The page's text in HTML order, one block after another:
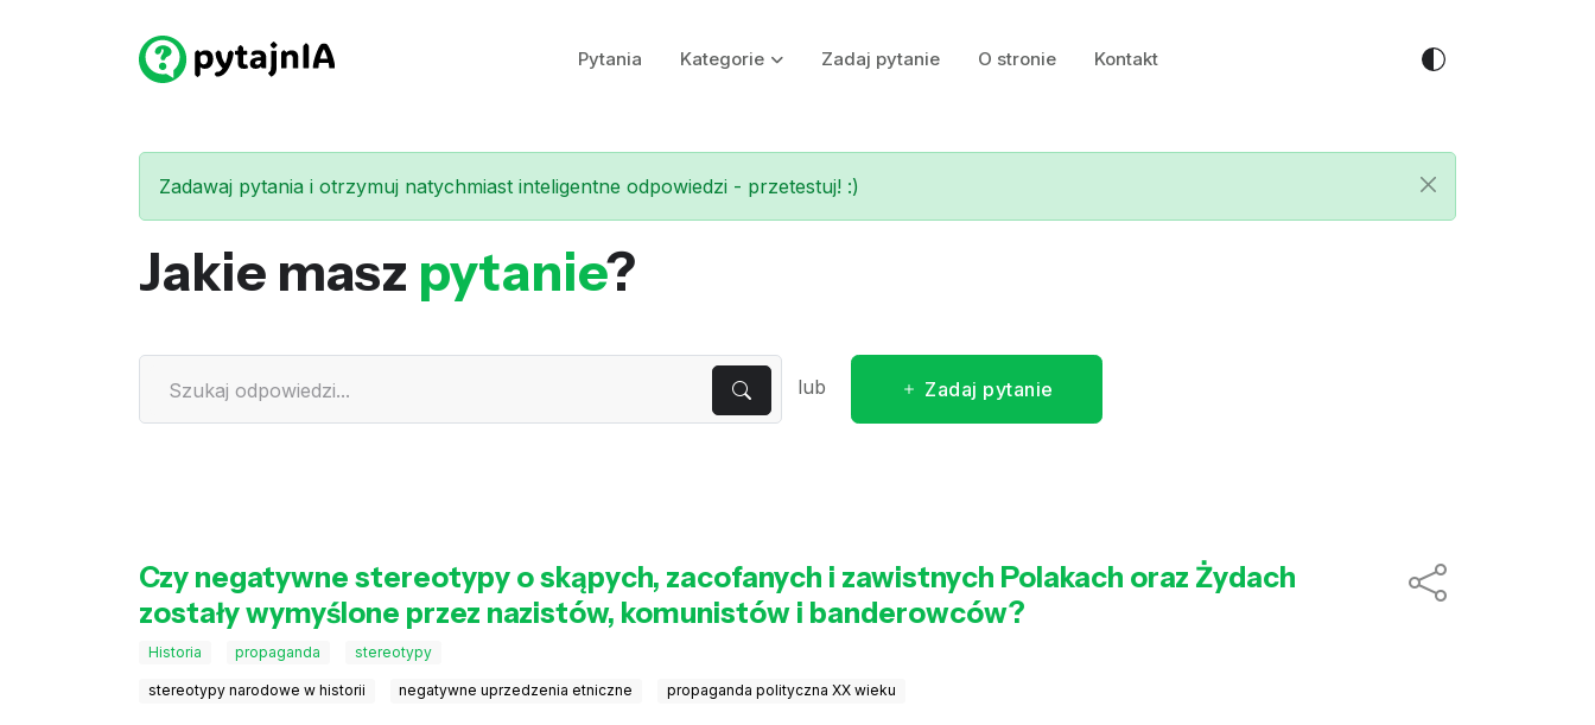
Pytania Kategorie Zadaj pytanie O stronie Kontakt
Zadawaj pytania i otrzymuj natychmiast inteligentne odpowiedzi - przetestuj! :)
Jakie masz pytanie?
lub Zadaj pytanie
Czy negatywne stereotypy o skąpych, zacofanych i zawistnych Polakach oraz Żydach
zostały wymyślone przez nazistów, komunistów i banderowców?
Historia propaganda stereotypy
stereotypy narodowe w historii negatywne uprzedzenia etniczne propaganda polityczna XX wieku